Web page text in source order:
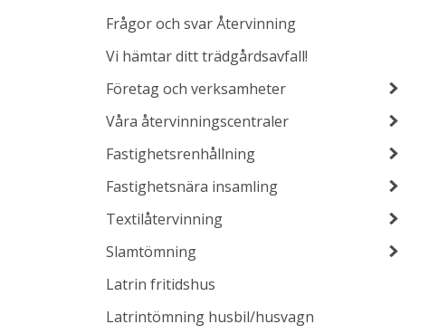
Frågor och svar Återvinning
Vi hämtar ditt trädgårdsavfall!
Företag och verksamheter
Våra återvinningscentraler
Fastighetsrenhållning
Fastighetsnära insamling
Textilåtervinning
Slamtömning
Latrin fritidshus
Latrintömning husbil/husvagn